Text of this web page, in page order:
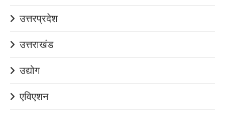
उत्तरप्रदेश
उत्तराखंड
उद्योग
एविएशन